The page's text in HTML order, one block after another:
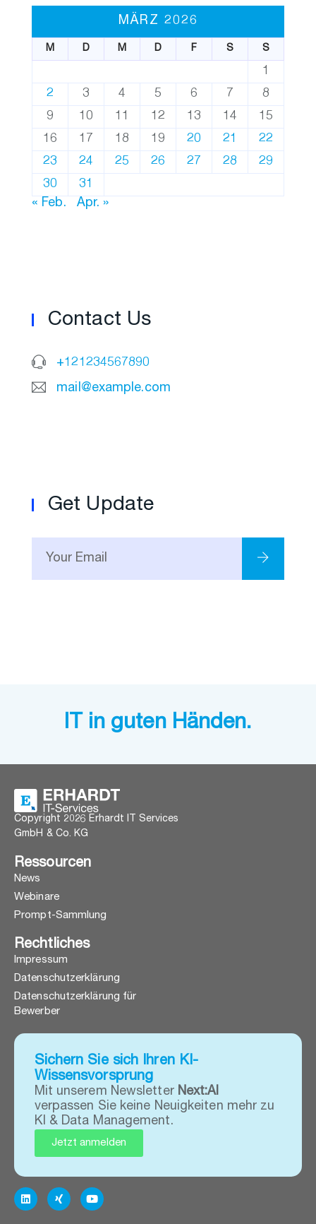
MÄRZ 2026
M D M D F S S
1
2
3 4 5 6 7
8
9
10 11 12 13 14
15
16
17 18 19 20 21
22
23
24 25 26 27 28
29
30
31
« Feb.
Apr. »
Contact Us
+121234567890
mail@example.com
Get Update
IT in guten Händen.
Copyright 2026 Erhardt IT Services
GmbH & Co. KG
Ressourcen
News
Webinare
Prompt-Sammlung
Rechtliches
Impressum
Datenschutzerklärung
Datenschutzerklärung für
Bewerber
Sichern Sie sich Ihren KI-
Wissensvorsprung
Mit unserem Newsletter Next:AI
verpassen Sie keine Neuigkeiten mehr zu
KI & Data Management.
Jetzt anmelden